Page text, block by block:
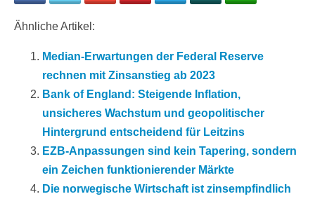
Ähnliche Artikel:
Median-Erwartungen der Federal Reserve
rechnen mit Zinsanstieg ab 2023
Bank of England: Steigende Inflation,
unsicheres Wachstum und geopolitischer
Hintergrund entscheidend für Leitzins
EZB-Anpassungen sind kein Tapering, sondern
ein Zeichen funktionierender Märkte
Die norwegische Wirtschaft ist zinsempfindlich